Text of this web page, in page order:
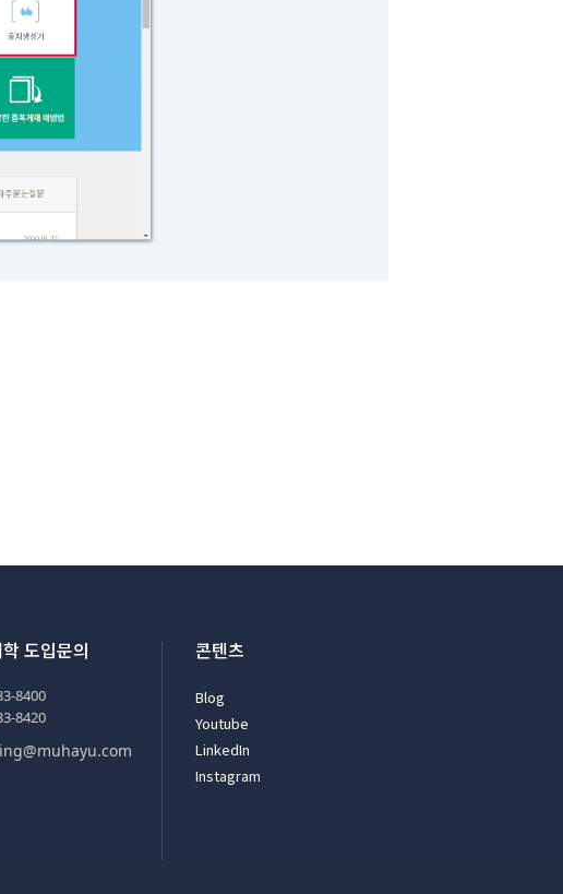
도입문의
8400
8420
콘텐츠
Blog
Youtube
LinkedIn
Instagram